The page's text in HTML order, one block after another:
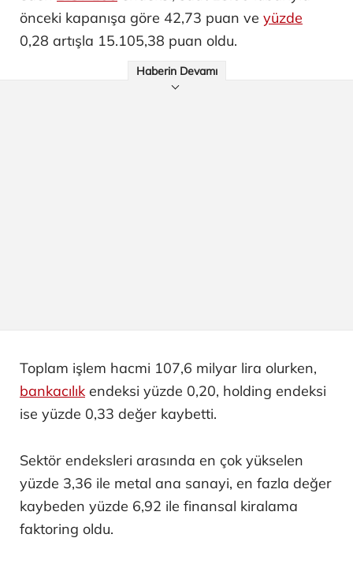
önceki kapanışa göre 42,73 puan ve yüzde
0,28 artışla 15.105,38 puan oldu.
Haberin Devamı
Toplam işlem hacmi 107,6 milyar lira olurken,
bankacılık endeksi yüzde 0,20, holding endeksi
ise yüzde 0,33 değer kaybetti.
Sektör endeksleri arasında en çok yükselen
yüzde 3,36 ile metal ana sanayi, en fazla değer
kaybeden yüzde 6,92 ile finansal kiralama
faktoring oldu.